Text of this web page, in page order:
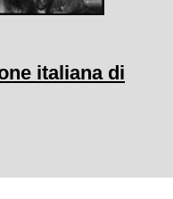
italiana di